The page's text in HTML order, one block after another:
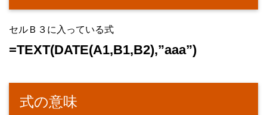
セルＢ３に入っている式
=TEXT(DATE(A1,B1,B2),”aaa”)
式の意味